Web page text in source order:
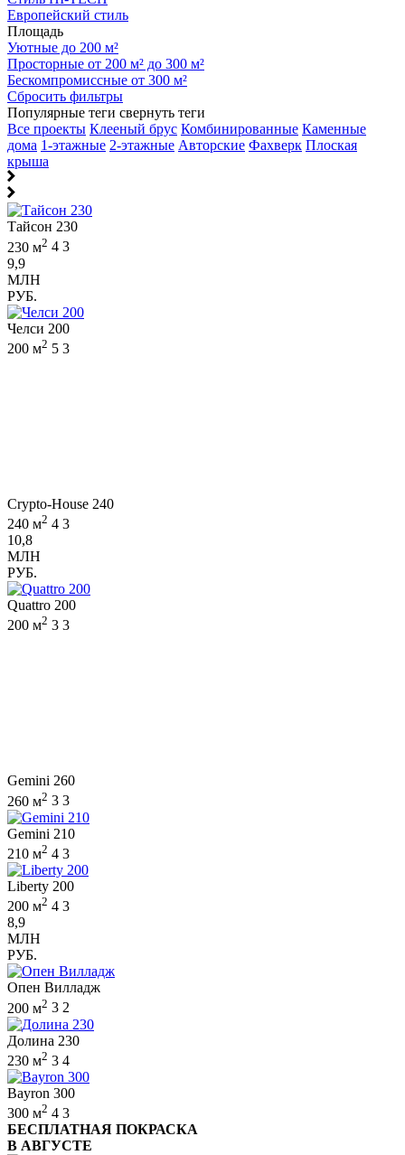
Европейский стиль
Площадь
Уютные до 200 м²
Просторные от 200 м² до 300 м²
Бескомпромиссные от 300 м²
Сбросить фильтры
Популярные теги свернуть теги
Все проекты Клееный брус Комбинированные Каменные
дома 1-этажные 2-этажные Авторские Фахверк Плоская
крыша
Тайсон 230
230 м2 4 3
9,9
МЛН
РУБ.
Челси 200
200 м2 5 3
Crypto-House 240
240 м2 4 3
10,8
МЛН
РУБ.
Quattro 200
200 м2 3 3
Gemini 260
260 м2 3 3
Gemini 210
210 м2 4 3
Liberty 200
200 м2 4 3
8,9
МЛН
РУБ.
Опен Вилладж
200 м2 3 2
Долина 230
230 м2 3 4
Bayron 300
300 м2 4 3
БЕСПЛАТНАЯ ПОКРАСКА
В АВГУСТЕ